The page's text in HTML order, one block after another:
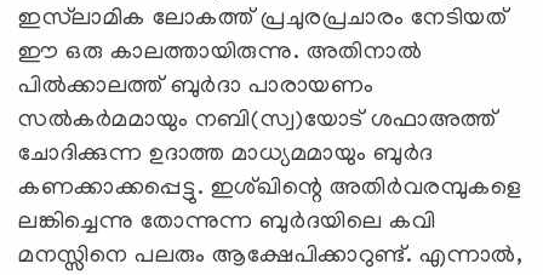
ഇസ്‌ലാമിക ലോകത്ത് പ്രചുരപ്രചാരം നേടിയത്
ഈ ഒരു കാലത്തായിരുന്നു. അതിനാല്‍
പില്‍ക്കാലത്ത് ബുര്‍ദാ പാരായണം
സല്‍കര്‍മമായും നബി(സ്വ)യോട് ശഫാഅത്ത്
ചോദിക്കുന്ന ഉദാത്ത മാധ്യമമായും ബുര്‍ദ
കണക്കാക്കപ്പെട്ടു. ഇശ്ഖിന്റെ അതിര്‍വരമ്പുകളെ
ലങ്കിച്ചെന്നു തോന്നുന്ന ബുര്‍ദയിലെ കവി
മനസ്സിനെ പലരും ആക്ഷേപിക്കാറുണ്ട്. എന്നാല്‍,